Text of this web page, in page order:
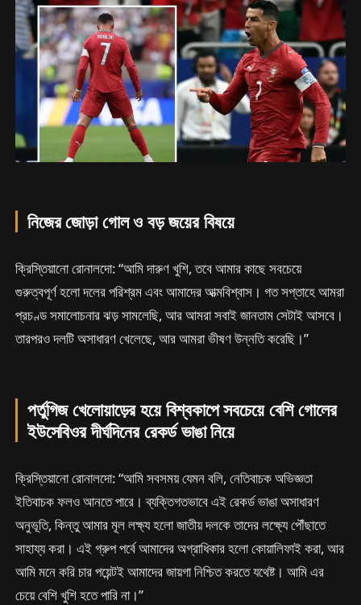
নিজের জোড়া গোল ও বড় জয়ের বিষয়ে
ক্রিস্তিয়ানো রোনালদো: “আমি দারুণ খুশি, তবে আমার কাছে সবচেয়ে
গুরুত্বপূর্ণ হলো দলের পরিশ্রম এবং আমাদের আত্মবিশ্বাস। গত সপ্তাহে আমরা
প্রচণ্ড সমালোচনার ঝড় সামলেছি, আর আমরা সবাই জানতাম সেটাই আসবে।
তারপরও দলটি অসাধারণ খেলেছে, আর আমরা ভীষণ উন্নতি করেছি।”
পর্তুগিজ খেলোয়াড়ের হয়ে বিশ্বকাপে সবচেয়ে বেশি গোলের
ইউসেবিওর দীর্ঘদিনের রেকর্ড ভাঙা নিয়ে
ক্রিস্তিয়ানো রোনালদো: “আমি সবসময় যেমন বলি, নেতিবাচক অভিজ্ঞতা
ইতিবাচক ফলও আনতে পারে। ব্যক্তিগতভাবে এই রেকর্ড ভাঙা অসাধারণ
অনুভূতি, কিন্তু আমার মূল লক্ষ্য হলো জাতীয় দলকে তাদের লক্ষ্যে পৌঁছাতে
সাহায্য করা। এই গ্রুপ পর্বে আমাদের অগ্রাধিকার হলো কোয়ালিফাই করা, আর
আমি মনে করি চার পয়েন্টই আমাদের জায়গা নিশ্চিত করতে যথেষ্ট। আমি এর
চেয়ে বেশি খুশি হতে পারি না।”